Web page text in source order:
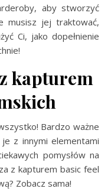
aby stworzyć
musisz jej traktować,
Ci, jako dopełnienie
kapturem
Bardzo ważne
z innymi elementami
pomysłów na
z kapturem basic feel
Zobacz sama!